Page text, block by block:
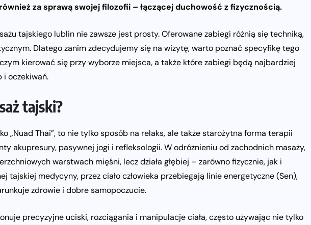
za sprawą swojej filozofii – łączącej duchowość z fizycznością.
tajskiego lublin nie zawsze jest prosty. Oferowane zabiegi różnią się techniką,
Dlatego zanim zdecydujemy się na wizytę, warto poznać specyfikę tego
kierować się przy wyborze miejsca, a także które zabiegi będą najbardziej
i oczekiwań.
tajski?
„Nuad Thai”, to nie tylko sposób na relaks, ale także starożytna forma terapii
akupresury, pasywnej jogi i refleksologii. W odróżnieniu od zachodnich masaży,
warstwach mięśni, lecz działa głębiej – zarówno fizycznie, jak i
tajskiej medycyny, przez ciało człowieka przebiegają linie energetyczne (Sen),
zdrowie i dobre samopoczucie.
precyzyjne uciski, rozciągania i manipulacje ciała, często używając nie tylko